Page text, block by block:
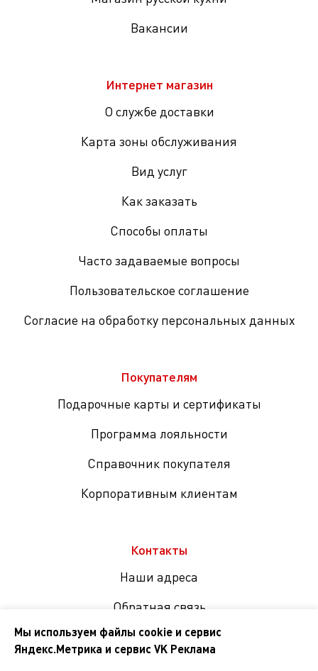
Вакансии
Интернет магазин
О службе доставки
Карта зоны обслуживания
Вид услуг
Как заказать
Способы оплаты
Часто задаваемые вопросы
Пользовательское соглашение
Согласие на обработку персональных данных
Покупателям
Подарочные карты и сертификаты
Программа лояльности
Справочник покупателя
Корпоративным клиентам
Контакты
Наши адреса
Обратная связь
Мы используем файлы cookie и сервис
Яндекс.Метрика и сервис VK Реклама